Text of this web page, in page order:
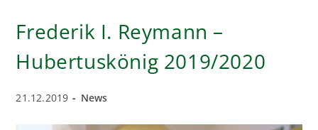
Frederik I. Reymann –
Hubertuskönig 2019/2020
Beitrag
21.12.2019
Beitrags-
News